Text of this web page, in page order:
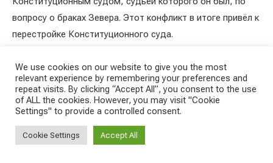
вопросу о браках Зевера. Этот конфликт в итоге привёл к
перестройке Конституционного суда.
We use cookies on our website to give you the most
relevant experience by remembering your preferences and
repeat visits. By clicking “Accept All”, you consent to the use
of ALL the cookies. However, you may visit "Cookie
Settings" to provide a controlled consent.
Cookie Settings Accept All